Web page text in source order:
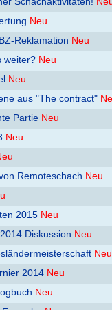
Neu
Reklamation Neu
weiter? Neu
Neu
aus "The contract"
Partie Neu
Neu
Remoteschach Neu
2015 Neu
Diskussion Neu
Neu
2014 Neu
Neu